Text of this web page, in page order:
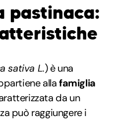
pastinaca:
sativa L.) è una
allafamiglia
da un
può raggiungere i